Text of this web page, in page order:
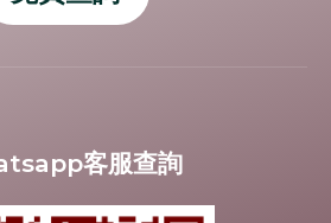
客服查詢